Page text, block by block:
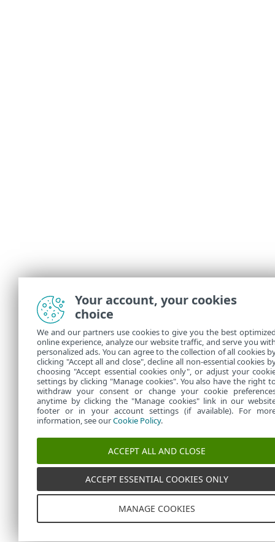
Your account, your cookies
choice
We and our partners use cookies to give you the best
online experience, analyze our website traffic, and serve you
personalized ads. You can agree to the collection of all cookies
clicking "Accept all and close", decline all non-essential cookies
choosing "Accept essential cookies only", or adjust your
settings by clicking "Manage cookies". You also have the right
withdraw your consent or change your cookie
anytime by clicking the "Manage cookies" link in our
footer or in your account settings (if available). For
information, see ourCookie Policy.
ACCEPT ALL AND CLOSE
ACCEPT ESSENTIAL COOKIES ONLY
MANAGE COOKIES